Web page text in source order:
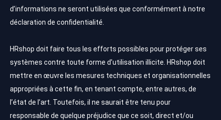
d’informations ne seront utilisées que conformément à notre
déclaration de confidentialité.
HRshop doit faire tous les efforts possibles pour protéger ses
systèmes contre toute forme d’utilisation illicite. HRshop doit
mettre en œuvre les mesures techniques et organisationnelles
appropriées à cette fin, en tenant compte, entre autres, de
l’état de l’art. Toutefois, il ne saurait être tenu pour
responsable de quelque préjudice que ce soit, direct et/ou